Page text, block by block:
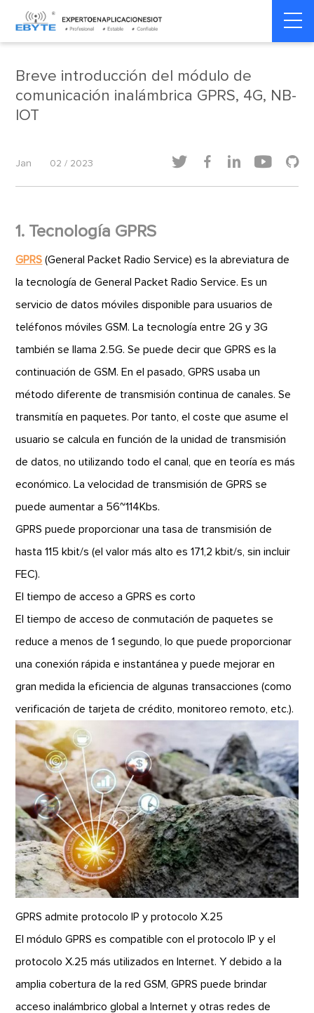
Home >
industrial
Breve introducción del módulo de
comunicación inalámbrica GPRS, 4G, NB-
IOT
Jan 02 / 2023     
1. Tecnología GPRS
GPRS (General Packet Radio Service) es la abreviatura de
la tecnología de General Packet Radio Service. Es un
servicio de datos móviles disponible para usuarios de
teléfonos móviles GSM. La tecnología entre 2G y 3G
también se llama 2.5G. Se puede decir que GPRS es la
continuación de GSM. En el pasado, GPRS usaba un
método diferente de transmisión continua de canales. Se
transmitía en paquetes. Por tanto, el coste que asume el
usuario se calcula en función de la unidad de transmisión
de datos, no utilizando todo el canal, que en teoría es más
económico. La velocidad de transmisión de GPRS se
puede aumentar a 56~114Kbs.
GPRS puede proporcionar una tasa de transmisión de
hasta 115 kbit/s (el valor más alto es 171,2 kbit/s, sin incluir
FEC).
El tiempo de acceso a GPRS es corto
El tiempo de acceso de conmutación de paquetes se
reduce a menos de 1 segundo, lo que puede proporcionar
una conexión rápida e instantánea y puede mejorar en
gran medida la eficiencia de algunas transacciones (como
verificación de tarjeta de crédito, monitoreo remoto, etc.).
GPRS admite protocolo IP y protocolo X.25
El módulo GPRS es compatible con el protocolo IP y el
protocolo X.25 más utilizados en Internet. Y debido a la
amplia cobertura de la red GSM, GPRS puede brindar
acceso inalámbrico global a Internet y otras redes de